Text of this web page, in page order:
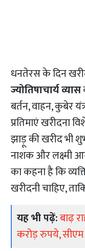
धनतेरस के दिन
ज्योतिषाचार्य व्यास
बर्तन, वाहन, कुबेर
प्रतिमाएं खरीदना
झाड़ू की खरीद भी
नाशक और लक्ष्मी
का कहना है कि
खरीदनी चाहिए,
यह भी पढ़ें:बाढ़
करोड़ रुपये, सीएम